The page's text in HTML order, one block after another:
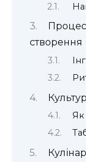
створення
Як